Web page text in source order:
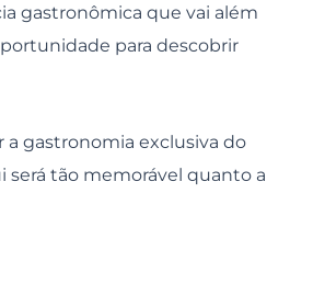
gastronômica que vai além
para descobrir
a gastronomia exclusiva do
será tão memorável quanto a